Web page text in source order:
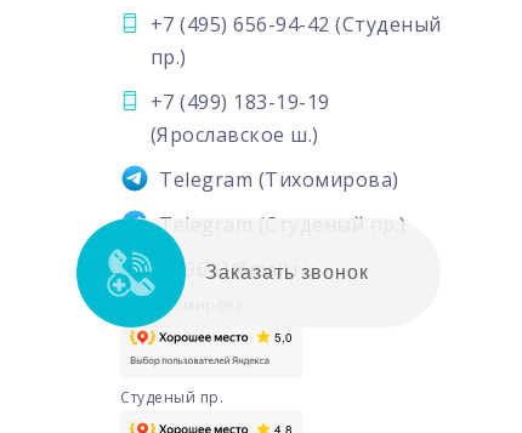
+7 (495) 656-94-42 (Студеный
пр.)
+7 (499) 183-19-19
(Ярославское ш.)
Telegram (Тихомирова)
Telegram (Студеный пр.)
6569691@mail.ru
ул. Тихомирова.
Студеный пр.
Заказать звонок